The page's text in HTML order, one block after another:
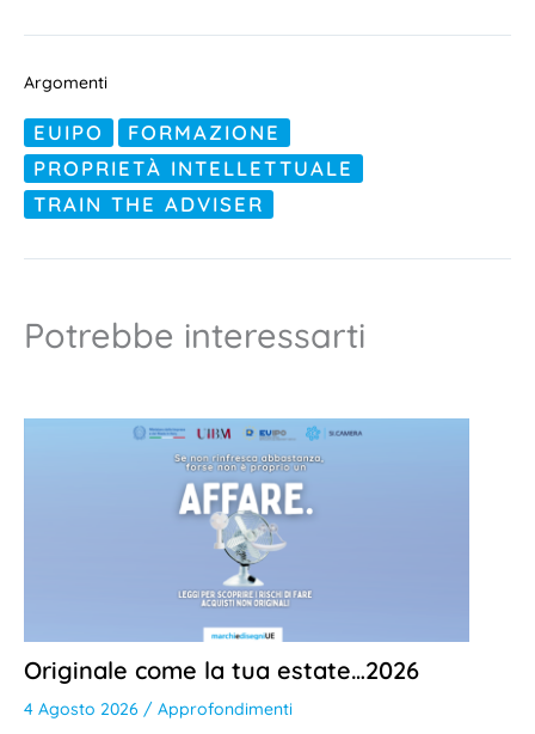
Argomenti
EUIPO
FORMAZIONE
PROPRIETÀ INTELLETTUALE
TRAIN THE ADVISER
Potrebbe interessarti
Originale come la tua estate…2026
4 Agosto 2026 / Approfondimenti